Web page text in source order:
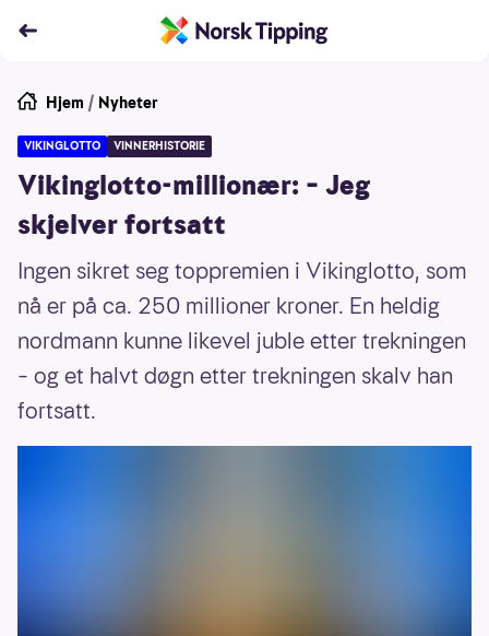
Hjem / Nyheter
VIKINGLOTTO VINNERHISTORIE
Vikinglotto-millionær: – Jeg
skjelver fortsatt
Ingen sikret seg toppremien i Vikinglotto, som
nå er på ca. 250 millioner kroner. En heldig
nordmann kunne likevel juble etter trekningen
– og et halvt døgn etter trekningen skalv han
fortsatt.